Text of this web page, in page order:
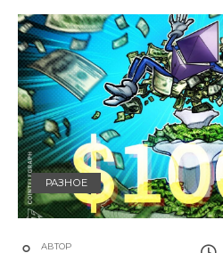
РАЗНОЕ
АВТОР